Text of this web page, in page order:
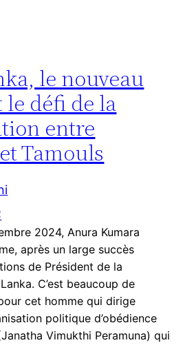
le nouveau
défi de la
entre
Tamouls
2024, Anura Kumara
après un large succès
de Président de la
C’est beaucoup de
cet homme qui dirige
politique d’obédience
Vimukthi Peramuna) qui